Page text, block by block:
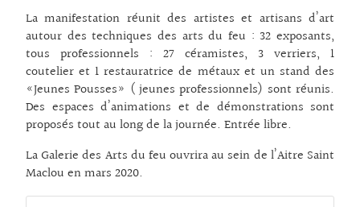
La manifestation réunit des artistes et artisans d’art
autour des techniques des arts du feu : 32 exposants,
tous professionnels : 27 céramistes, 3 verriers, 1
coutelier et 1 restauratrice de métaux et un stand des
«Jeunes Pousses» ( jeunes professionnels) sont réunis.
Des espaces d’animations et de démonstrations sont
proposés tout au long de la journée. Entrée libre.
La Galerie des Arts du feu ouvrira au sein de l’Aitre Saint
Maclou en mars 2020.